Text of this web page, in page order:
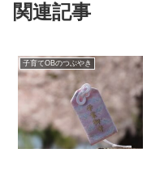
関連記事
子育てOBのつぶやき